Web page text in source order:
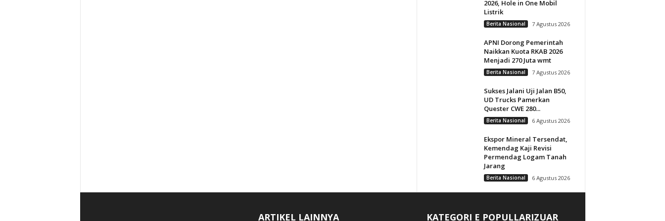
2026, Hole in One Mobil
Listrik
Berita Nasional 7 Agustus 2026
APNI Dorong Pemerintah
Naikkan Kuota RKAB 2026
Menjadi 270 Juta wmt
Berita Nasional 7 Agustus 2026
Sukses Jalani Uji Jalan B50,
UD Trucks Pamerkan
Quester CWE 280...
Berita Nasional 6 Agustus 2026
Ekspor Mineral Tersendat,
Kemendag Kaji Revisi
Permendag Logam Tanah
Jarang
Berita Nasional 6 Agustus 2026
ARTIKEL LAINNYA KATEGORI E POPULLARIZUAR